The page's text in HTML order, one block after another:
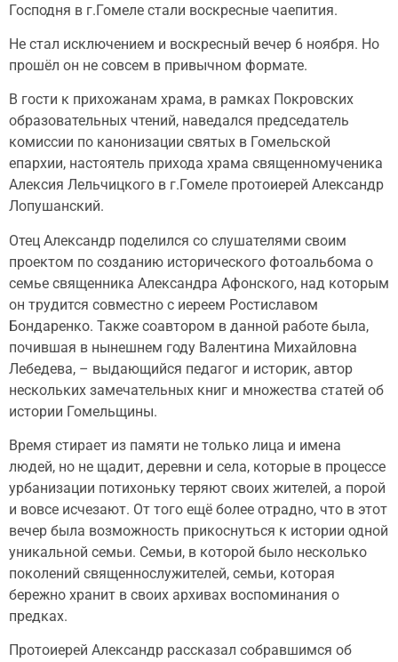
Господня в г.Гомеле стали воскресные чаепития.
Не стал исключением и воскресный вечер 6 ноября. Но
прошёл он не совсем в привычном формате.
В гости к прихожанам храма, в рамках Покровских
образовательных чтений, наведался председатель
комиссии по канонизации святых в Гомельской
епархии, настоятель прихода храма священномученика
Алексия Лельчицкого в г.Гомеле протоиерей Александр
Лопушанский.
Отец Александр поделился со слушателями своим
проектом по созданию исторического фотоальбома о
семье священника Александра Афонского, над которым
он трудится совместно с иереем Ростиславом
Бондаренко. Также соавтором в данной работе была,
почившая в нынешнем году Валентина Михайловна
Лебедева, – выдающийся педагог и историк, автор
нескольких замечательных книг и множества статей об
истории Гомельщины.
Время стирает из памяти не только лица и имена
людей, но не щадит, деревни и села, которые в процессе
урбанизации потихоньку теряют своих жителей, а порой
и вовсе исчезают. От того ещё более отрадно, что в этот
вечер была возможность прикоснуться к истории одной
уникальной семьи. Семьи, в которой было несколько
поколений священнослужителей, семьи, которая
бережно хранит в своих архивах воспоминания о
предках.
Протоиерей Александр рассказал собравшимся об